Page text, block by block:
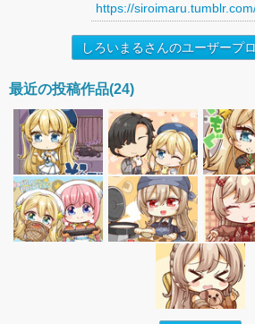
https://
しろいまるさんのユーザープ
最近の投稿作品(24)